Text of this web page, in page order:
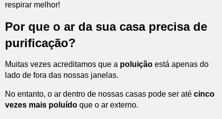
respirar melhor!
Por que o ar da sua casa precisa de
purificação?
Muitas vezes acreditamos que a poluição está apenas do
lado de fora das nossas janelas.
No entanto, o ar dentro de nossas casas pode ser até cinco
vezes mais poluído que o ar externo.